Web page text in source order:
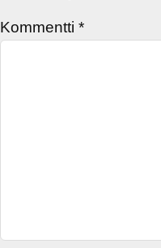
Kommentti *